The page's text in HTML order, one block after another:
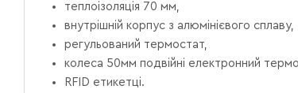
теплоізоляція 70 мм,
внутрішній корпус з алюмінієвого сплаву,
регульований термостат,
колеса 50мм подвійні електронний
RFID етикетці.